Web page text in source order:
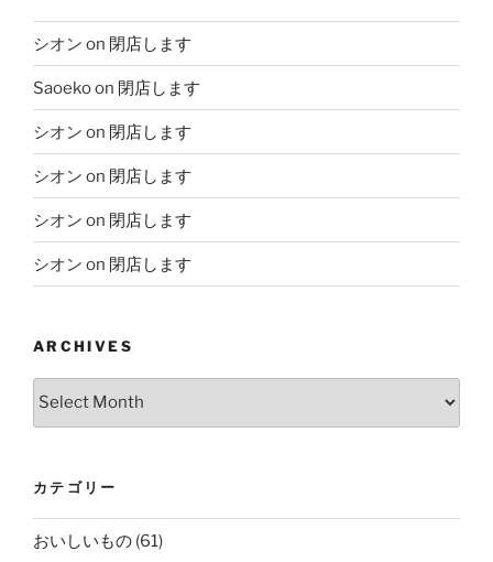
シオン on 閉店します
Saoekoon 閉店します
シオン on 閉店します
シオン on 閉店します
シオン on 閉店します
シオン on 閉店します
ARCHIVES
Archives
カテゴリー
おいしいもの (61)